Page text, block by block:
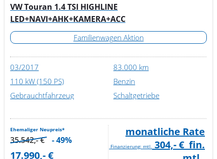
VW Touran 1.4 TSI HIGHLINE
LED+NAVI+AHK+KAMERA+ACC
Familienwagen Aktion
03/2017
83.000 km
110 kW (150 PS)
Benzin
Gebrauchtfahrzeug
Schaltgetriebe
Ehemaliger Neupreis*
35.542,- € - 49%
17.990,- €
monatliche Rate
Finanzierung: mtl. 304,- € fin.